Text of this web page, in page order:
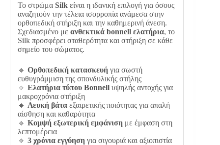
Το στρώμα Silk είναι η ιδανική επιλογή για όσους
αναζητούν την τέλεια ισορροπία ανάμεσα στην
ορθοπεδική στήριξη και την καθημερινή άνεση.
Σχεδιασμένο με ανθεκτικά bonnell ελατήρια, το
Silk προσφέρει σταθερότητα και στήριξη σε κάθε
σημείο του σώματος.
🔹 Ορθοπεδική κατασκευή για σωστή
ευθυγράμμιση της σπονδυλικής στήλης
🔹 Ελατήρια τύπου Bonnell υψηλής αντοχής για
μακροχρόνια στήριξη
🔹 Λευκή βάτα εξαιρετικής ποιότητας για απαλή
αίσθηση και καθαρότητα
🔹 Κομψή εξωτερική εμφάνιση με έμφαση στη
λεπτομέρεια
🔹 3 χρόνια εγγύηση για σιγουριά και αξιοπιστία